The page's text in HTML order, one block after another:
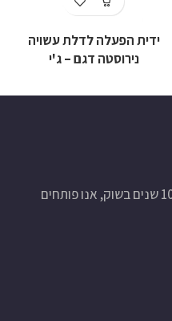
ידית הפעלה לדלת עשויה
נירוסטה דגם – ג'י
דלתות רויאל קיימת כבר למעלה מ-10 שנים בשוק, אנו פותחים